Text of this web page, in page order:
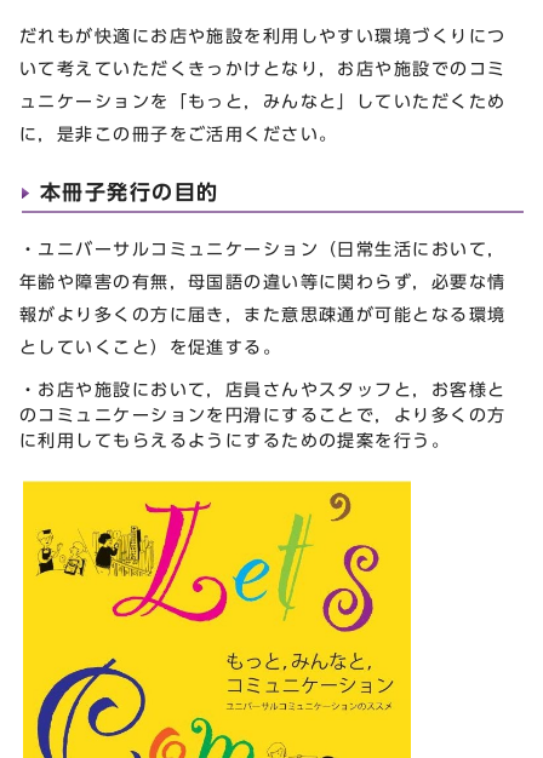
だれもが快適にお店や施設を利用しやすい環境づくりにつ
いて考えていただくきっかけとなり，お店や施設でのコミ
ュニケーションを「もっと，みんなと」していただくため
に，是非この冊子をご活用ください。
本冊子発行の目的
・ユニバーサルコミュニケーション（日常生活において，
年齢や障害の有無，母国語の違い等に関わらず，必要な情
報がより多くの方に届き，また意思疎通が可能となる環境
としていくこと）を促進する。
・お店や施設において，店員さんやスタッフと，お客様と
のコミュニケーションを円滑にすることで，より多くの方
に利用してもらえるようにするための提案を行う。